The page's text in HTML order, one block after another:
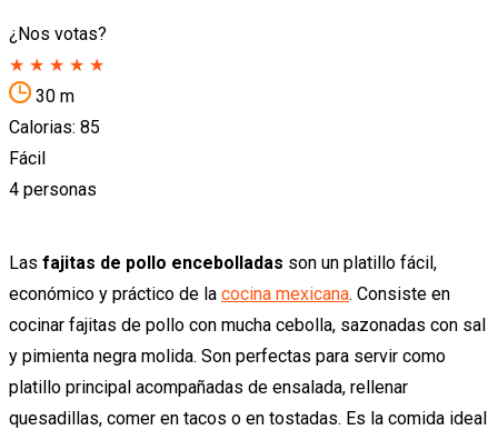
¿Nos votas?
★ ★ ★ ★ ★
30 m
Calorias: 85
Fácil
4 personas
Las fajitas de pollo encebolladas son un platillo fácil,
económico y práctico de la cocina mexicana. Consiste en
cocinar fajitas de pollo con mucha cebolla, sazonadas con sal
y pimienta negra molida. Son perfectas para servir como
platillo principal acompañadas de ensalada, rellenar
quesadillas, comer en tacos o en tostadas. Es la comida ideal